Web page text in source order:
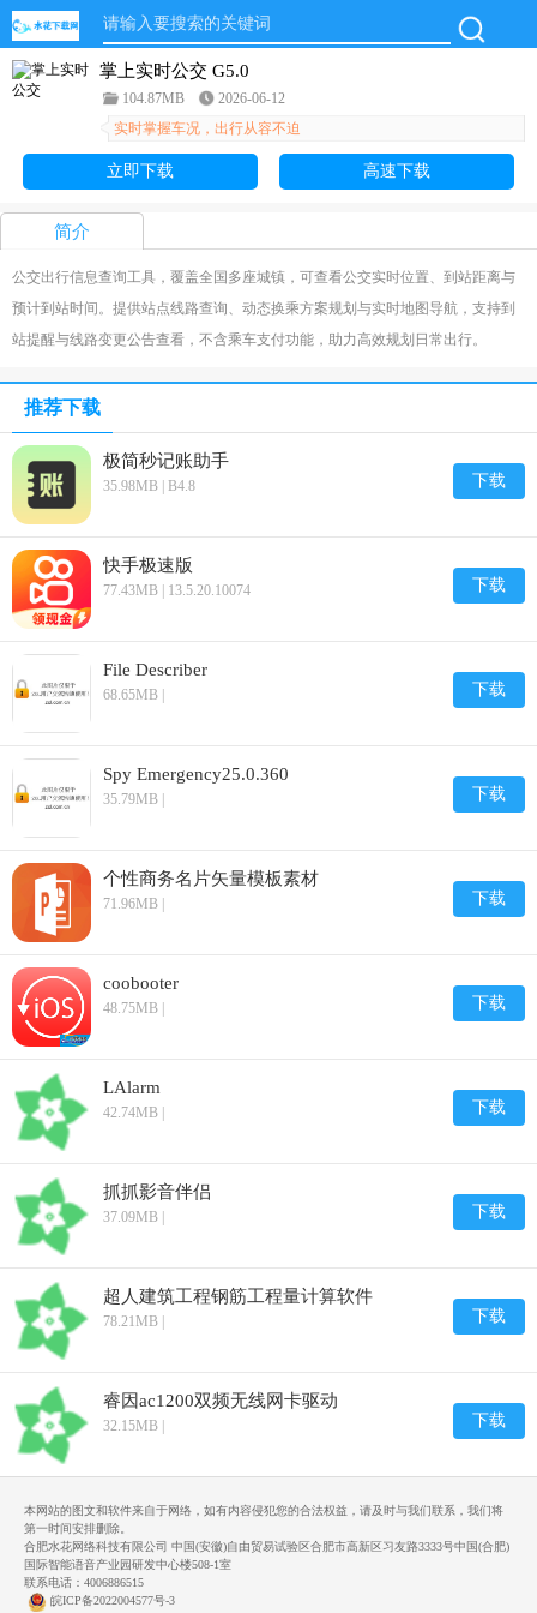
掌上实时公交 G5.0
104.87MB
2026-06-12
实时掌握车况，出行从容不迫
立即下载 高速下载
简介
公交出行信息查询工具，覆盖全国多座城镇，可查看公交实时位置、到站距离与
预计到站时间。提供站点线路查询、动态换乘方案规划与实时地图导航，支持到
站提醒与线路变更公告查看，不含乘车支付功能，助力高效规划日常出行。
推荐下载
极简秒记账助手
35.98MB | B4.8 下载
快手极速版
77.43MB | 13.5.20.10074 下载
File Describer
68.65MB | 下载
Spy Emergency25.0.360
35.79MB | 下载
个性商务名片矢量模板素材
71.96MB | 下载
coobooter
48.75MB | 下载
LAlarm
42.74MB | 下载
抓抓影音伴侣
37.09MB | 下载
超人建筑工程钢筋工程量计算软件
78.21MB | 下载
睿因ac1200双频无线网卡驱动
32.15MB | 下载
本网站的图文和软件来自于网络，如有内容侵犯您的合法权益，请及时与我们联系，我们将
第一时间安排删除。
合肥水花网络科技有限公司 中国(安徽)自由贸易试验区合肥市高新区习友路3333号中国(合肥)
国际智能语音产业园研发中心楼508-1室
联系电话：4006886515
皖ICP备2022004577号-3